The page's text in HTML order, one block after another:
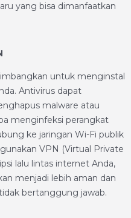
yang bisa dimanfaatkan
untuk menginstal
Antivirus dapat
malware atau
menginfeksi perangkat
ke jaringan Wi-Fi publik
VPN (Virtual Private
lalu lintas internet Anda,
menjadi lebih aman dan
bertanggung jawab.